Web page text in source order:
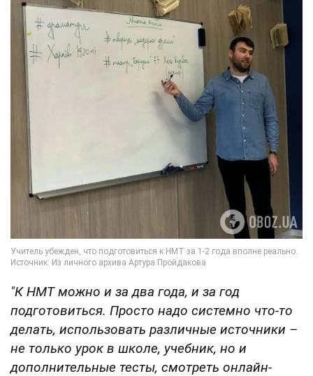
"К НМТ можно и за два года, и за год
подготовиться. Просто надо системно что-то
делать, использовать различные источники –
не только урок в школе, учебник, но и
дополнительные тесты, смотреть онлайн-